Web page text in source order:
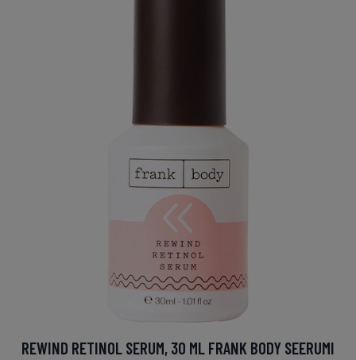
REWIND RETINOL SERUM, 30 ML FRANK BODY SEERUMI